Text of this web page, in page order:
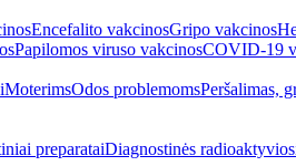
Encefalito vakcinosGripo vakcinos
Papilomos viruso vakcinosCOVID-19
MoterimsOdos problemomsPeršalimas,
preparataiDiagnostinės